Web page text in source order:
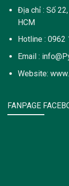
Địa chỉ : Số
HCM
Hotline : 0962
Email :
Website:
FANPAGE